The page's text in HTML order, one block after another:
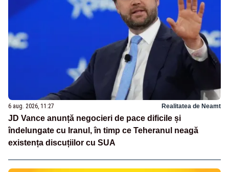
6 aug. 2026, 11:27 Realitatea de Neamt
JD Vance anunță negocieri de pace dificile și
îndelungate cu Iranul, în timp ce Teheranul neagă
existența discuțiilor cu SUA